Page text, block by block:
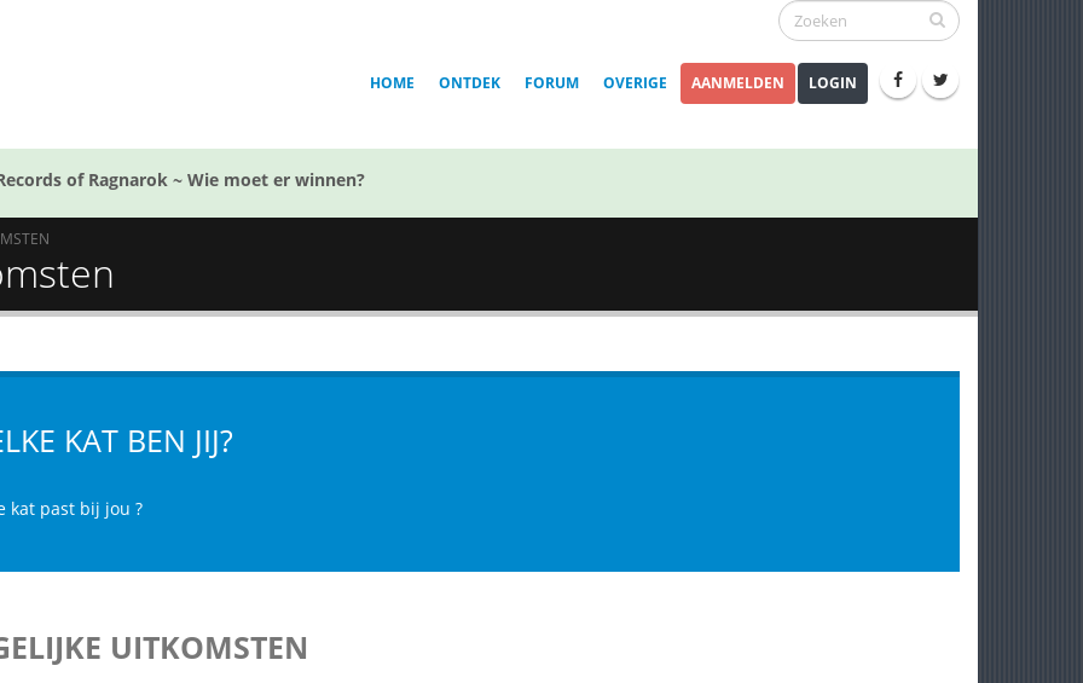
HOME ONTDEK FORUM OVERIGE AANMELDEN LOGIN
of Ragnarok ~ Wie moet er winnen?
KAT BEN JIJ?
kat past bij jou ?
UITKOMSTEN